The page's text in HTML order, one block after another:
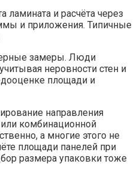
замеры. Люди
неровности стен и
площади и
направления
комбинационной
а многие этого не
площади панелей при
размера упаковки тоже